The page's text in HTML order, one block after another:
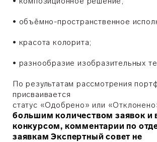
• ​объёмно-пространственное
• ​красота колорита;
• ​разнообразие изобразительных
По результатам рассмотрения
присваивается
статус «Одобрено» или «Отклонено
большим количеством заявок и
конкурсом, комментарии по
заявкам Экспертный совет не